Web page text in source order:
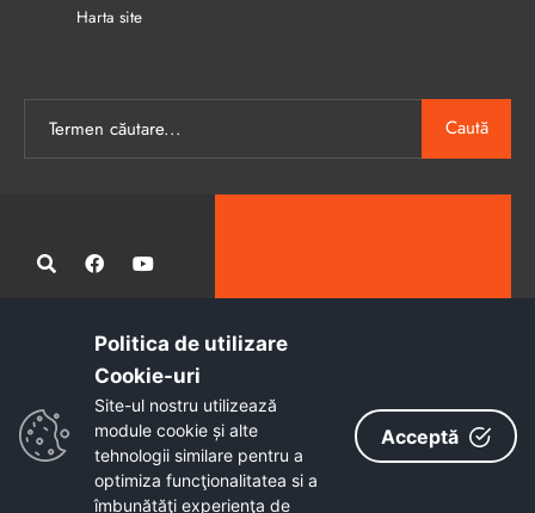
Harta site
Caută
Administrația publică locală informatizată, calitativă și accesibilă
Copyright © 2026 - Primăria Municipiului Petroșani
Politica de utilizare
Cookie-uri‎
Site-ul nostru utilizează
module cookie și alte
tehnologii similare pentru a
optimiza funcţionalitatea si a
îmbunătăţi experienţa de
Acceptă